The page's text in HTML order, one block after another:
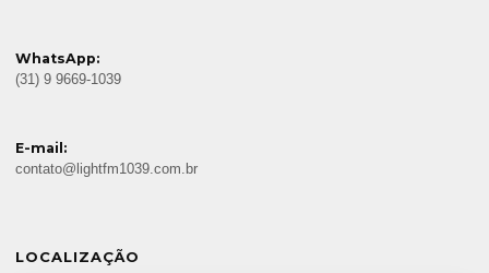
WhatsApp:
(31) 9 9669-1039
E-mail:
contato@lightfm1039.com.br
LOCALIZAÇÃO